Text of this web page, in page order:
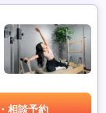
相談予約